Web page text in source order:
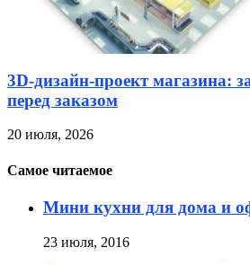
3D-дизайн-проект магазина:
перед заказом
20 июля, 2026
Самое читаемое
Мини кухни для дома и
23 июля, 2016